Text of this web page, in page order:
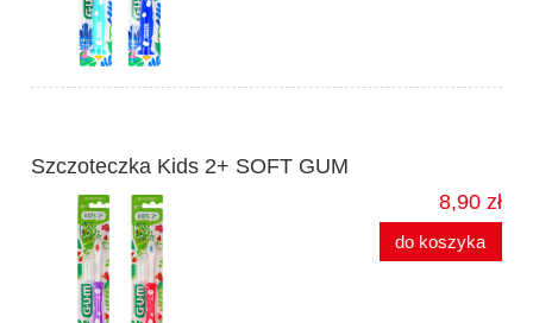
Szczoteczka Kids 2+ SOFT GUM
8,90 zł
do koszyka